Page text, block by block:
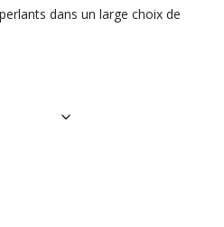
dans un large choix de